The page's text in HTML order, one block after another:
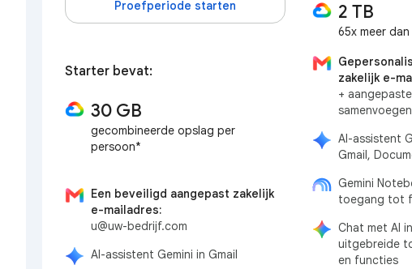
Proefperiode starten
Starter bevat:
30 GB
gecombineerde opslag per
persoon*
Een beveiligd aangepast zakelijk
e-mailadres:
u@uw-bedrijf.com
AI-assistent Gemini in Gmail
2 TB
65x meer
zakelijk e-
+
samenvoegen
AI-assistent
Gmail,
Gemini
toegang tot
Chat met AI
uitgebreide
en functies